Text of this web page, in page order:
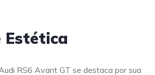
Estética
RS6 Avant GT se destaca por sua